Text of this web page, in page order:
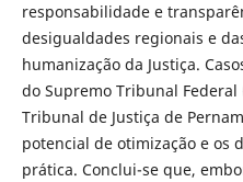
responsabilidade e
desigualdades regionais e
humanização da Justiça.
do Supremo Tribunal Federal
Tribunal de Justiça de
potencial de otimização e os
prática. Conclui-se que,